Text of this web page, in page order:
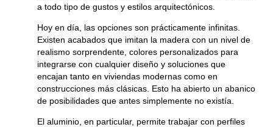
a todo tipo de gustos y estilos arquitectónicos.
Hoy en día, las opciones son prácticamente infinitas.
Existen acabados que imitan la madera con un nivel de
realismo sorprendente, colores personalizados para
integrarse con cualquier diseño y soluciones que
encajan tanto en viviendas modernas como en
construcciones más clásicas. Esto ha abierto un abanico
de posibilidades que antes simplemente no existía.
El aluminio, en particular, permite trabajar con perfiles